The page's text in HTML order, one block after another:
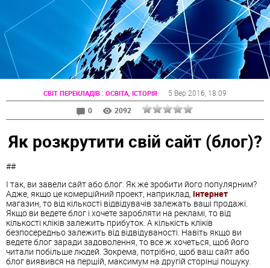
СВІТ ПЕРЕКЛАДІВ : ОСВІТА, ІСТОРІЯ 5 Вер 2016 , 18:09
0
2092
Як розкрутити свій сайт (блог)?
##
І так, ви завели сайт або блог. Як же зробити його популярним?
Адже, якщо це комерційний проект, наприклад, інтернет
магазин, то від кількості відвідувачів залежать ваші продажі.
Якщо ви ведете блог і хочете заробляти на рекламі, то від
кількості кліків залежить прибуток. А кількість кліків
безпосередньо залежить від відвідуваності. Навіть якщо ви
ведете блог заради задоволення, то все ж хочеться, щоб його
читали побільше людей. Зокрема, потрібно, щоб ваш сайт або
блог виявився на першій, максимум на другій сторінці пошуку.